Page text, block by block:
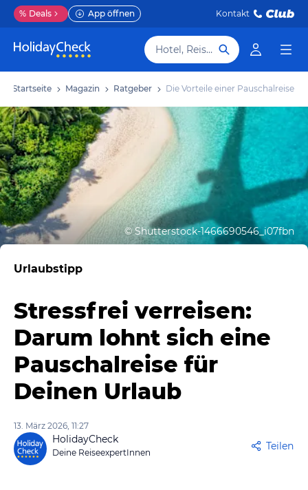
% Deals App öffnen Kontakt
Hotel, Reiseziel
Startseite Magazin Ratgeber Die Vorteile einer Pauschalreise
©Shutterstock-1466690546_i07fbn
Urlaubstipp
Stressfrei verreisen:
Darum lohnt sich eine
Pauschalreise für
Deinen Urlaub
13. März 2026, 11:27
HolidayCheck
Deine ReiseexpertInnen
Teilen